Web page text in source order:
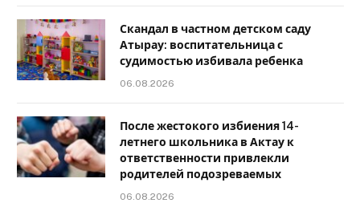
Скандал в частном детском саду
Атырау: воспитательница с
судимостью избивала ребенка
06.08.2026
После жестокого избиения 14-
летнего школьника в Актау к
ответственности привлекли
родителей подозреваемых
06.08.2026